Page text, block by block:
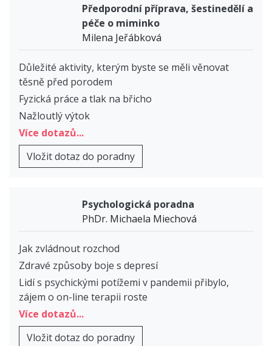
Předporodní příprava, šestinedělí a
péče o miminko
Milena Jeřábková
Důležité aktivity, kterým byste se měli věnovat
těsně před porodem
Fyzická práce a tlak na břicho
Nažloutlý výtok
Více dotazů...
Vložit dotaz do poradny
Psychologická poradna
PhDr. Michaela Miechová
Jak zvládnout rozchod
Zdravé způsoby boje s depresí
Lidí s psychickými potížemi v pandemii přibylo,
zájem o on-line terapii roste
Více dotazů...
Vložit dotaz do poradny